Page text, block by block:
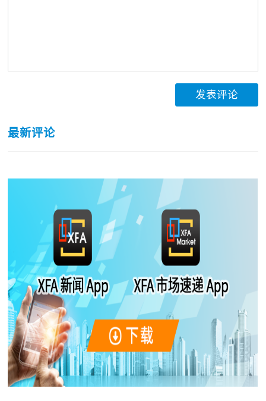
发表评论
最新评论